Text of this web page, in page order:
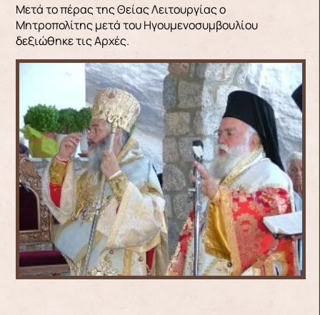
Μετά το πέρας της Θείας Λειτουργίας ο
Μητροπολίτης μετά του Ηγουμενοσυμβουλίου
δεξιώθηκε τις Αρχές.